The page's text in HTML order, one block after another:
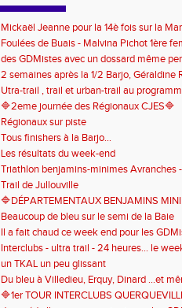
Mickaël Jeanne pour la 14è fois sur la
Eaux
Foulées de Buais - Malvina Pichot 1ère
des GDMistes avec un dossard même
2 semaines après la 1/2 Barjo, Géraldine
marche du podium du Trail de l'Ange
Utra-trail , trail et urban-trail au
🔷️2eme journée des Régionaux CJES🔷️
Régionaux sur piste
Tous finishers à la Barjo...
Les résultats du week-end
Triathlon benjamins-minimes Avranches
Trail de Jullouville
🔷DÉPARTEMENTAUX BENJAMINS
Beaucoup de bleu sur le semi de la Baie
Il a fait chaud ce week end pour les
de compétitions
Interclubs - ultra trail - 24 heures... le
riche en émotions
un TKAL un peu glissant
Du bleu à Villedieu, Erquy, Dinard ...et
🔷️1er TOUR INTERCLUBS